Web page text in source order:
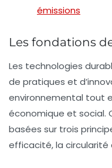
émissions
Les fondations
Les technologies
de pratiques et
environnemental tout
économique et social.
basées sur trois
efficacité, la circularité